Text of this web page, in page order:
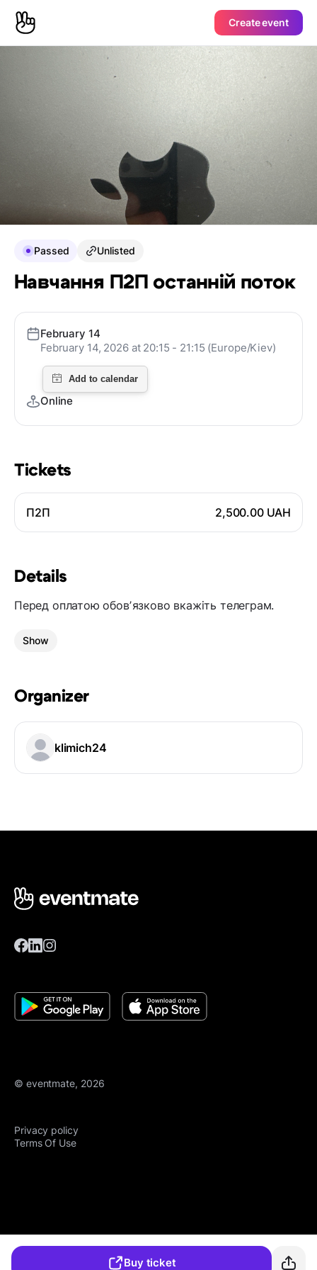
Create event
Tickets
П2П 2,500.00 UAH
Details
Перед оплатою обовʼязково вкажіть телеграм.
Show
Organizer
klimich24
Passed Unlisted
Навчання П2П останній поток
February 14
February 14, 2026 at 20:15 - 21:15 (Europe/Kiev)
Online
© eventmate, 2026
Privacy policy
Terms Of Use
Buy ticket